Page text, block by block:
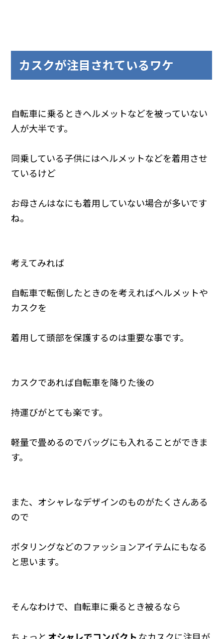
カスクが注目されているワケ
自転車に乗るときヘルメットなどを被っていない
人が大半です。
同乗している子供にはヘルメットなどを着用させ
ているけど
お母さんはなにも着用していない場合が多いです
ね。
考えてみれば
自転車で転倒したときのを考えればヘルメットや
カスクを
着用して頭部を保護するのは重要な事です。
カスクであれば自転車を降りた後の
持運びがとても楽です。
軽量で畳めるのでバッグにも入れることができま
す。
また、オシャレなデザインのものがたくさんある
ので
ポタリングなどのファッションアイテムにもなる
と思います。
そんなわけで、自転車に乗るとき被るなら